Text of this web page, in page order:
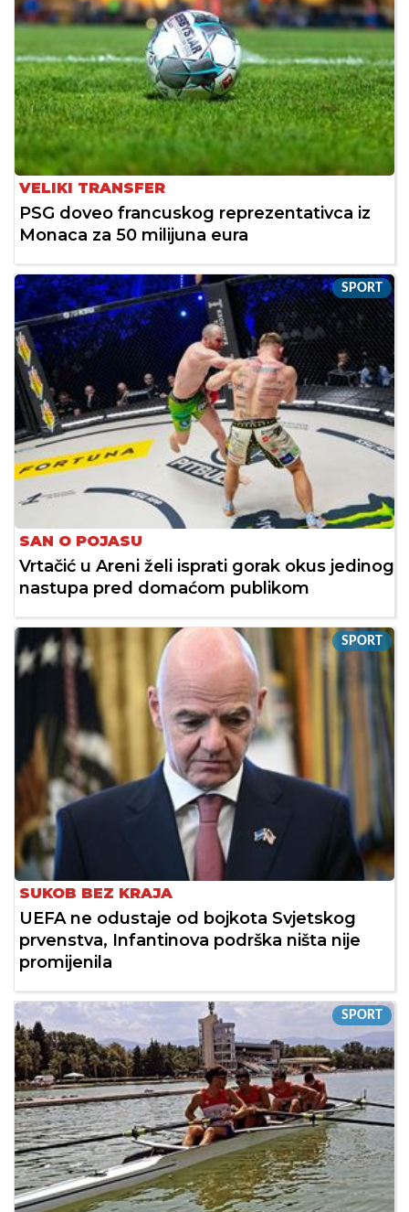
VELIKI TRANSFER
PSG doveo francuskog reprezentativca iz
Monaca za 50 milijuna eura
SPORT
SAN O POJASU
Vrtačić u Areni želi isprati gorak okus jedinog
nastupa pred domaćom publikom
SPORT
SUKOB BEZ KRAJA
UEFA ne odustaje od bojkota Svjetskog
prvenstva, Infantinova podrška ništa nije
promijenila
SPORT